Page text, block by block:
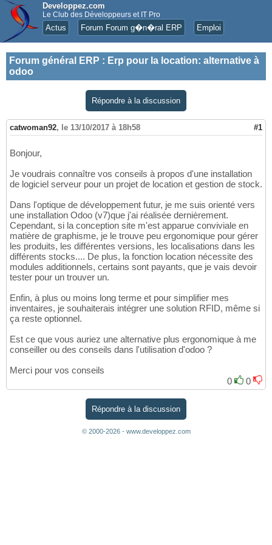
Developpez.com
Le Club des Développeurs et IT Pro
Actus Forum Forum g�n�ral ERP Emploi
Forum général ERP : Erp pour la location: alternative à
odoo
Répondre à la discussion
catwoman92, le 13/10/2017 à 18h58 #1
Bonjour,
Je voudrais connaître vos conseils à propos d'une installation
de logiciel serveur pour un projet de location et gestion de stock.
Dans l'optique de développement futur, je me suis orienté vers
une installation Odoo (v7)que j'ai réalisée dernièrement.
Cependant, si la conception site m'est apparue conviviale en
matière de graphisme, je le trouve peu ergonomique pour gérer
les produits, les différentes versions, les localisations dans les
différents stocks.... De plus, la fonction location nécessite des
modules additionnels, certains sont payants, que je vais devoir
tester pour un trouver un.
Enfin, à plus ou moins long terme et pour simplifier mes
inventaires, je souhaiterais intégrer une solution RFID, même si
ça reste optionnel.
Est ce que vous auriez une alternative plus ergonomique à me
conseiller ou des conseils dans l'utilisation d'odoo ?
Merci pour vos conseils
0
0
Répondre à la discussion
© 2000-2026 - www.developpez.com